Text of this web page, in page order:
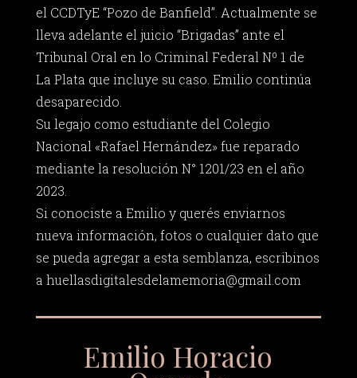
el CCDTyE “Pozo de Banfield”. Actualmente se
lleva adelante el juicio “Brigadas” ante el
Tribunal Oral en lo Criminal Federal Nº 1 de
La Plata que incluye su caso. Emilio continúa
desaparecido.
Su legajo como estudiante del Colegio
Nacional «Rafael Hernández» fue reparado
mediante la resolución N° 1201/23 en el año
2023.
Si conociste a Emilio y querés enviarnos
nueva información, fotos o cualquier dato que
se pueda agregar a esta semblanza, escribinos
a huellasdigitalesdelamemoria@gmail.com
Emilio Horacio